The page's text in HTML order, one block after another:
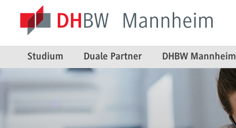
Studium Duale Partner DHBW Mannheim